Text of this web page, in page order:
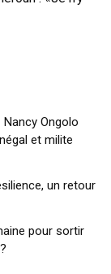
Ongolo
et milite
un retour
pour sortir